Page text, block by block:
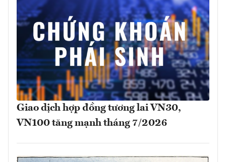
Giao dịch hợp đồng tương lai VN30,
VN100 tăng mạnh tháng 7/2026